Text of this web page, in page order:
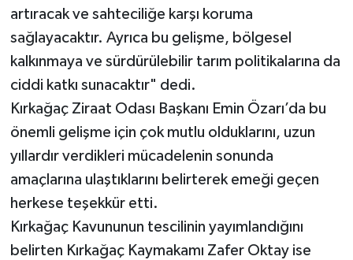
artıracak ve sahteciliğe karşı koruma
sağlayacaktır. Ayrıca bu gelişme, bölgesel
kalkınmaya ve sürdürülebilir tarım politikalarına da
ciddi katkı sunacaktır" dedi.
Kırkağaç Ziraat Odası Başkanı Emin Özarı’da bu
önemli gelişme için çok mutlu olduklarını, uzun
yıllardır verdikleri mücadelenin sonunda
amaçlarına ulaştıklarını belirterek emeği geçen
herkese teşekkür etti.
Kırkağaç Kavununun tescilinin yayımlandığını
belirten Kırkağaç Kaymakamı Zafer Oktay ise